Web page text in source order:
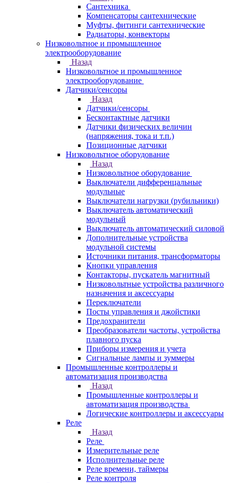
Сантехника
Компенсаторы сантехнические
Муфты, фитинги сантехнические
Радиаторы, конвекторы
Низковольтное и промышленное
электрооборудование
Назад
Низковольтное и промышленное
электрооборудование
Датчики/сенсоры
Назад
Датчики/сенсоры
Бесконтактные датчики
Датчики физических величин
(напряжения, тока и т.п.)
Позиционные датчики
Низковольтное оборудование
Назад
Низковольтное оборудование
Выключатели дифференцальные
модульные
Выключатели нагрузки (рубильники)
Выключатель автоматический
модульный
Выключатель автоматический силовой
Дополнительные устройства
модульной системы
Источники питания, трансформаторы
Кнопки управления
Контакторы, пускатель магнитный
Низковольтные устройства различного
назначения и аксессуары
Переключатели
Посты управления и джойстики
Предохранители
Преобразователи частоты, устройства
плавного пуска
Приборы измерения и учета
Сигнальные лампы и зуммеры
Промышленные контроллеры и
автоматизация производства
Назад
Промышленные контроллеры и
автоматизация производства
Логические контроллеры и аксессуары
Реле
Назад
Реле
Измерительные реле
Исполнительные реле
Реле времени, таймеры
Реле контроля